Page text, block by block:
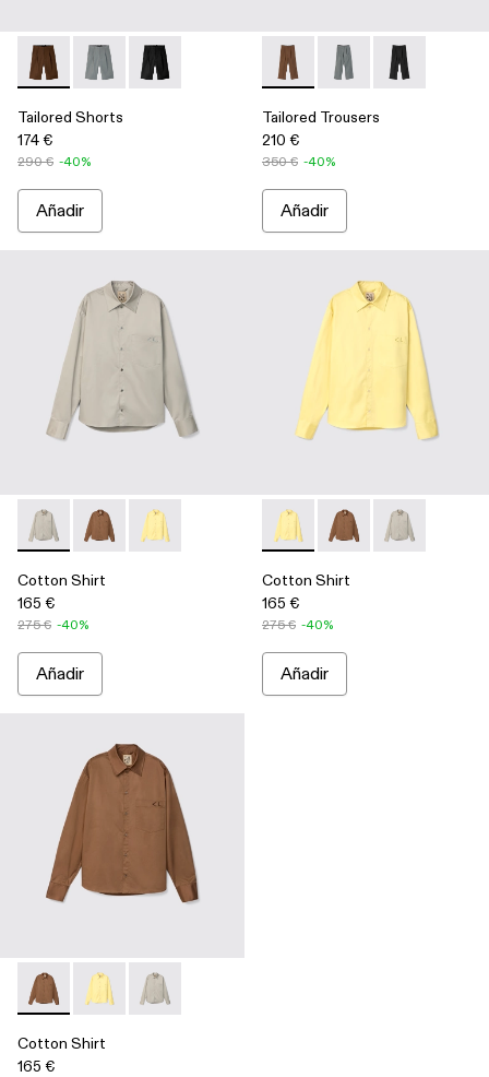
Tailored Shorts - AU00028-006 - Pantalones cortos de traje
Tailored Shorts - AU00028-005 - Pantalones cortos
Tailored Shorts - AU00028-004 -
Tailored Shorts
174 €
290 € -40%
Añadir
Tailored Trousers -
Tailored Trousers -
Tailored
Tailored Trousers
210 €
350 € -40%
Añadir
Cotton Shirt - AU00027-002 - Camisa de algodón gris
Cotton Shirt - AU00027-004 - Camisa de algodón
Cotton Shirt - AU00027-003 - Camisa de
Cotton Shirt
165 €
275 € -40%
Añadir
Cotton Shirt - AU00027-003
Cotton Shirt -Cotton Shirt -
Cotton Shirt
165 €
275 € -40%
Añadir
Cotton Shirt - AU00027-004 - Camisa de algodón marrón
Cotton Shirt - AU00027-003 - Camisa de algodón
Cotton Shirt - AU00027-002 - Camisa de
Cotton Shirt
165 €